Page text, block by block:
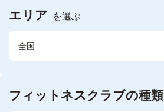
エリア を選ぶ
全国
フィットネスクラブの種類